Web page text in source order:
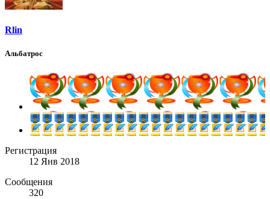
Rlin
Альбатрос
Регистрация
12 Янв 2018
Сообщения
320